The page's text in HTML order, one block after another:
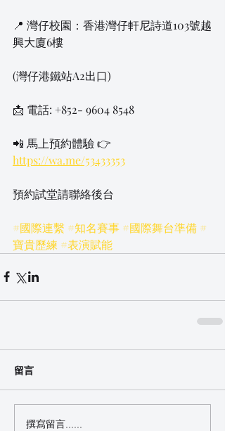
📍 灣仔校園：香港灣仔軒尼詩道103號越
興大廈6樓
(灣仔港鐵站A2出口)
📩 電話: +852- 9604 8548
📲 馬上預約體驗 👉
https://wa.me/53433353
預約試堂請聯絡後台
#國際連繫 #知名賽事 #國際舞台準備 #
寶貴歷練 #表演賦能
留言
撰寫留言......